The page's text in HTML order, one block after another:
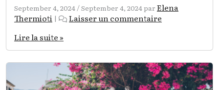
September 4, 2024 /September 4, 2024par Elena
Thermioti |
Laisser un commentaire
Lire la suite »